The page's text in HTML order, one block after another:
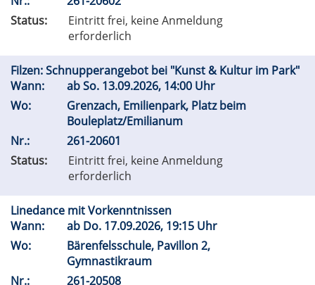
Status:
Eintritt frei, keine Anmeldung
erforderlich
Filzen: Schnupperangebot bei "Kunst & Kultur im Park"
Wann:
abSo. 13.09.2026, 14:00 Uhr
Wo:
Grenzach, Emilienpark, Platz beim
Bouleplatz/Emilianum
Nr.:
261-20601
Status:
Eintritt frei, keine Anmeldung
erforderlich
Linedance mit Vorkenntnissen
Wann:
ab Do. 17.09.2026, 19:15 Uhr
Wo:
Bärenfelsschule, Pavillon 2,
Gymnastikraum
Nr.:
261-20508